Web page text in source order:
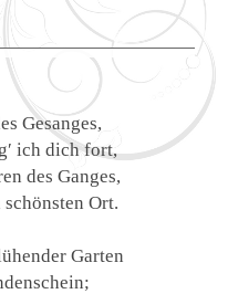
Gesanges,
ich dich fort,
des Ganges,
Ort.
Garten